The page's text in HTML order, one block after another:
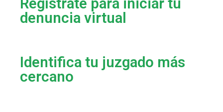
Regístrate para iniciar tu
denuncia virtual
Identifica tu juzgado más
cercano